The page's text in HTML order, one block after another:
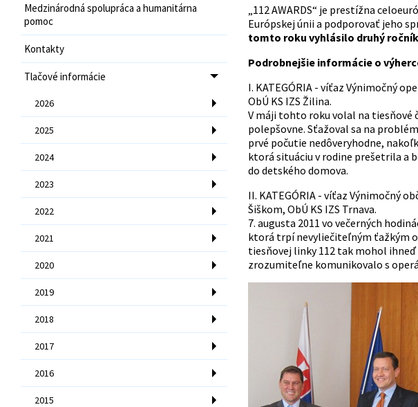
Medzinárodná spolupráca a humanitárna
pomoc
Kontakty
Tlačové informácie
2026
2025
2024
2023
2022
2021
2020
2019
2018
2017
2016
2015
„112 AWARDS“ je prestížna
Európskej únii a podporovať jeho
tomto roku vyhlásilo druhý
Podrobnejšie informácie o
I. KATEGÓRIA - víťaz Výnimočný
ObÚ KS IZS Žilina.
V máji tohto roku volal na tiesňové
polepšovne. Sťažoval sa na
prvé počutie nedôveryhodne,
ktorá situáciu v rodine prešetrila a
do detského domova.
II. KATEGÓRIA - víťaz Výnimočný
Šiškom, ObÚ KS IZS Trnava.
7. augusta 2011 vo večerných
ktorá trpí nevyliečiteľným ťažkým
tiesňovej linky 112 tak mohol
zrozumiteľne komunikovalo s